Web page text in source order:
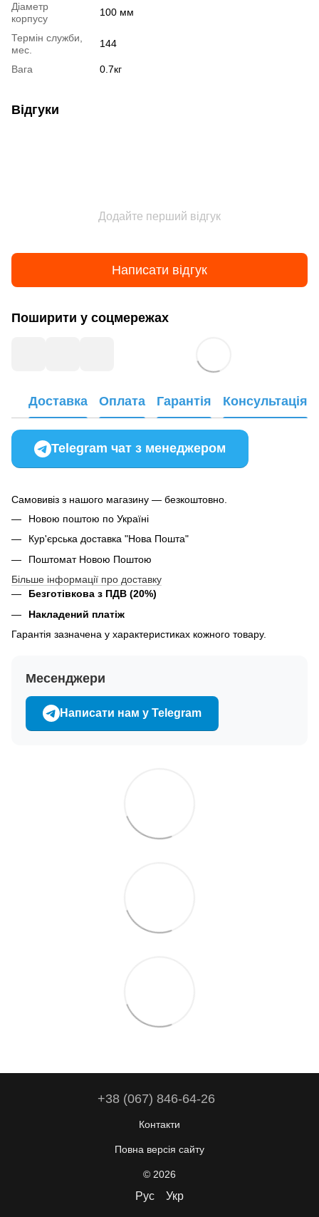
Діаметр
корпусу
100 мм
Термін служби,
мес.
144
Вага 0.7кг
Відгуки
Додайте перший відгук
Написати відгук
Поширити у соцмережах
Доставка Оплата Гарантія Консультація
Telegram чат з менеджером
Самовивіз з нашого магазину — безкоштовно.
Новою поштою по Україні
Кур'єрська доставка "Нова Пошта"
Поштомат Новою Поштою
Більше інформації про доставку
Безготівкова з ПДВ (20%)
Накладений платіж
Гарантія зазначена у характеристиках кожного товару.
Месенджери
Написати нам у Telegram
+38 (067) 846-64-26
Контакти
Повна версія сайту
© 2026
Рус Укр